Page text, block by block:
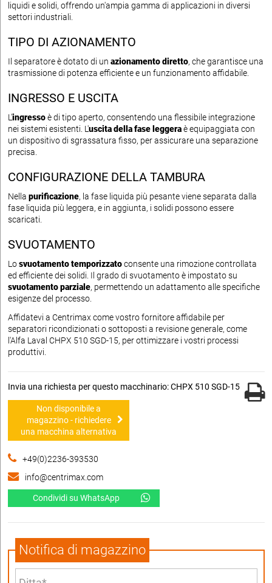
liquidi e solidi, offrendo un'ampia gamma di applicazioni in diversi
settori industriali.
TIPO DI AZIONAMENTO
Il separatore è dotato di un azionamento diretto, che garantisce una
trasmissione di potenza efficiente e un funzionamento affidabile.
INGRESSO E USCITA
L'ingressoè di tipo aperto, consentendo una flessibile integrazione
nei sistemi esistenti. L'uscita della fase leggeraè equipaggiata con
un dispositivo di sgrassatura fisso, per assicurare una separazione
precisa.
CONFIGURAZIONE DELLA TAMBURA
Nella purificazione, la fase liquida più pesante viene separata dalla
fase liquida più leggera, e in aggiunta, i solidi possono essere
scaricati.
SVUOTAMENTO
Losvuotamento temporizzatoconsente una rimozione controllata
ed efficiente dei solidi. Il grado di svuotamento è impostato su
svuotamento parziale, permettendo un adattamento alle specifiche
esigenze del processo.
Affidatevi a Centrimax come vostro fornitore affidabile per
separatori ricondizionati o sottoposti a revisione generale, come
l'Alfa Laval CHPX 510 SGD-15, per ottimizzare i vostri processi
produttivi.
Invia una richiesta per questo macchinario: CHPX 510 SGD-15
Non disponibile a
magazzino - richiedere
una macchina alternativa
+49(0)2236-393530
info@centrimax.com
Condividi su WhatsApp
Notifica di magazzino